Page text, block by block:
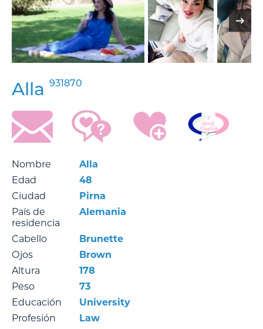
Alla 931870
Nombre
Alla
Edad
48
Ciudad
Pirna
País de
residencia
Alemania
Cabello
Brunette
Ojos
Brown
Altura
178
Peso
73
Educación
University
Profesión
Law